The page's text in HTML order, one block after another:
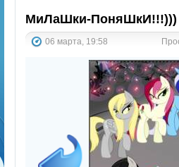
МиЛаШки-ПоняШкИ!!!)))
06 марта, 19:58